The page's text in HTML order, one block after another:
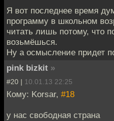
Я вот последнее время
программу в школьном
читать лишь потому, что
возьмёшься.
Ну а осмысление придет
pink bizkit »
#20 | 10.01.13 22:25
Кому: Korsar, #18
у нас свободная страна